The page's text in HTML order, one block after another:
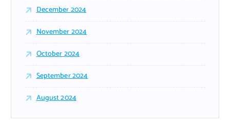
December 2024
November 2024
October 2024
September 2024
August 2024